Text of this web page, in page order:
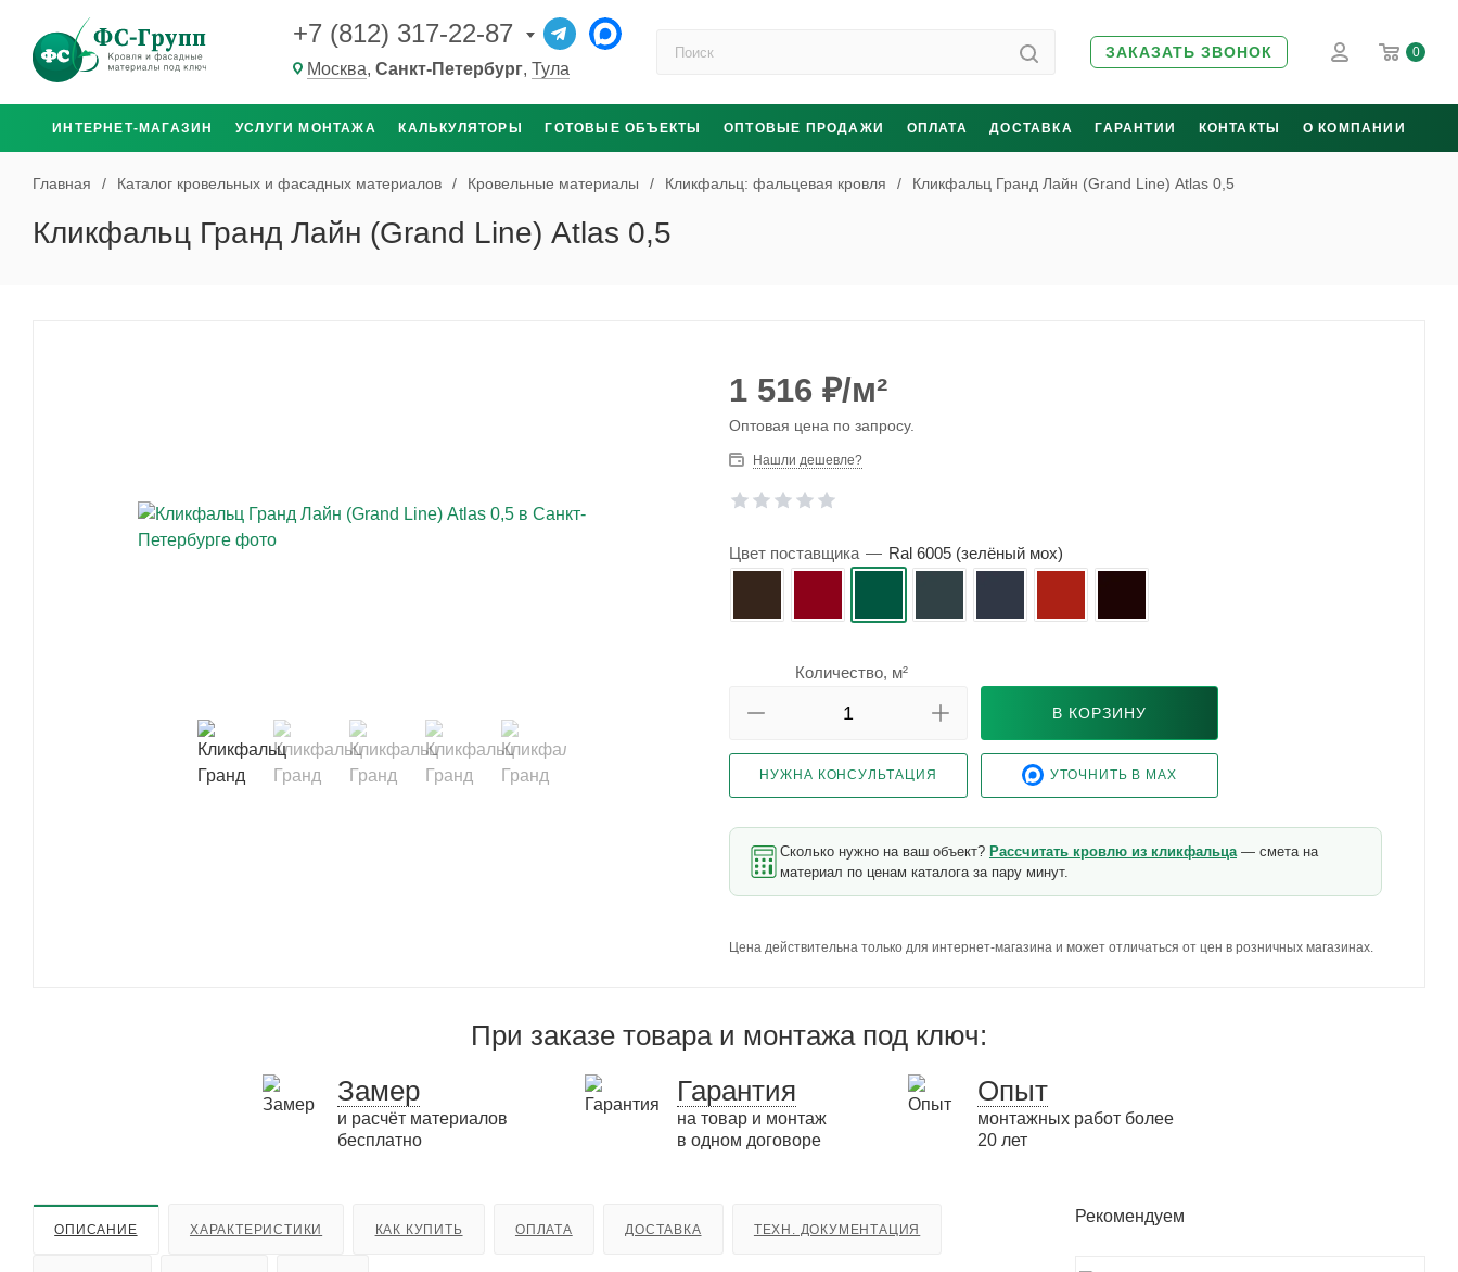
+7 (812) 317-22-87
Москва, Санкт-Петербург, Тула
ЗАКАЗАТЬ ЗВОНОК 0
ИНТЕРНЕТ-МАГАЗИН УСЛУГИ МОНТАЖА КАЛЬКУЛЯТОРЫ ГОТОВЫЕ ОБЪЕКТЫ ОПТОВЫЕ ПРОДАЖИ ОПЛАТА ДОСТАВКА ГАРАНТИИ КОНТАКТЫ О КОМПАНИИ
Главная / Каталог кровельных и фасадных материалов / Кровельные материалы / Кликфальц: фальцевая кровля / Кликфальц Гранд Лайн (Grand Line) Atlas 0,5
Кликфальц Гранд Лайн (Grand Line) Atlas 0,5
1 516 ₽/м²
Оптовая цена по запросу.
Нашли дешевле?
Цвет поставщика — Ral 6005 (зелёный мох)
Количество, м²
В КОРЗИНУ
НУЖНА КОНСУЛЬТАЦИЯ УТОЧНИТЬ В MAX
Сколько нужно на ваш объект? Рассчитать кровлю из кликфальца— смета на
материал по ценам каталога за пару минут.
Цена действительна только для интернет-магазина и может отличаться от цен в розничных магазинах.
При заказе товара и монтажа под ключ:
Замер
и расчёт материалов
бесплатно
Гарантия
на товар и монтаж
в одном договоре
Опыт
монтажных работ более
20 лет
ОПИСАНИЕ ХАРАКТЕРИСТИКИ КАК КУПИТЬ ОПЛАТА ДОСТАВКА ТЕХН. ДОКУМЕНТАЦИЯ
Рекомендуем